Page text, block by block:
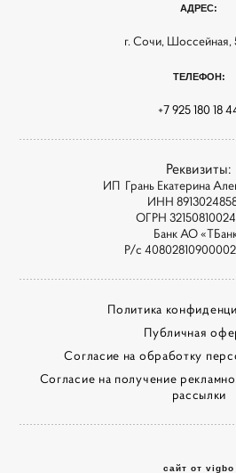
АДРЕС:
г. Сочи, Шоссейная,
ТЕЛЕФОН:
+7 925 180 18
Реквизиты:
ИП Грань Екатерина
ИНН
ОГРН
Банк АО
Р/с
Политика
Публичная
Согласие на обработку
Согласие на получение
рассылки
сайт от vigbo